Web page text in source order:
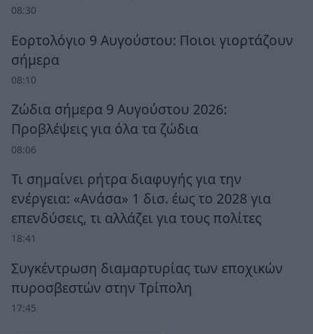
08:30
Εορτολόγιο 9 Αυγούστου: Ποιοι γιορτάζουν
σήμερα
08:10
Ζώδια σήμερα 9 Αυγούστου 2026:
Προβλέψεις για όλα τα ζώδια
08:06
Τι σημαίνει ρήτρα διαφυγής για την
ενέργεια: «Ανάσα» 1 δισ. έως το 2028 για
επενδύσεις, τι αλλάζει για τους πολίτες
18:41
Συγκέντρωση διαμαρτυρίας των εποχικών
πυροσβεστών στην Τρίπολη
17:45